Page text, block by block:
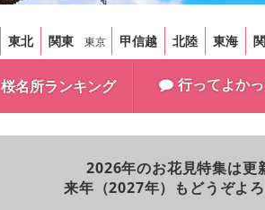
東北 関東 東京 甲信越 北陸 東海
桜名所ランキング 行ってよか
2026年のお花見特集は更
来年（2027年）もどうぞよ